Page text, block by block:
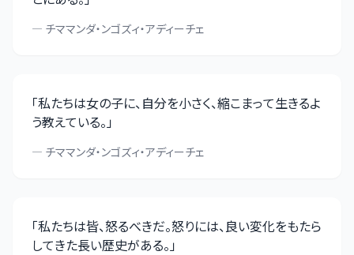
— チママンダ・ンゴズィ・アディーチェ
「私たちは女の子に、自分を小さく、縮こまって生きるよ
う教えている。」
— チママンダ・ンゴズィ・アディーチェ
「私たちは皆、怒るべきだ。怒りには、良い変化をもたら
してきた長い歴史がある。」